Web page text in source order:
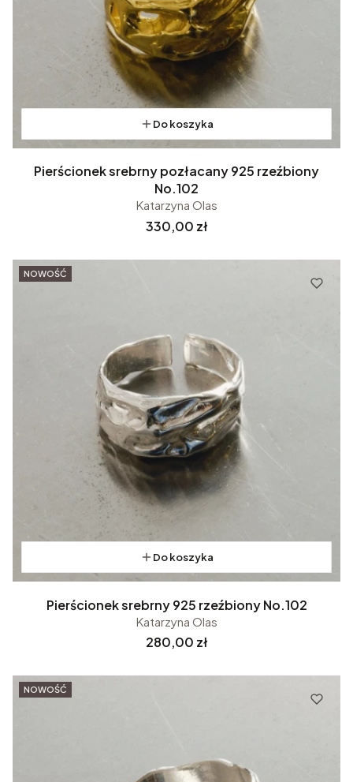
Do koszyka
Pierścionek srebrny pozłacany 925 rzeźbiony
No.102
Katarzyna Olas
Cena
330,00 zł
NOWOŚĆ
Do koszyka
Pierścionek srebrny 925 rzeźbiony No.102
Katarzyna Olas
Cena
280,00 zł
NOWOŚĆ